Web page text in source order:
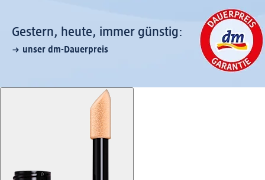
Gestern, heute, immer günstig:
unser dm-Dauerpreis